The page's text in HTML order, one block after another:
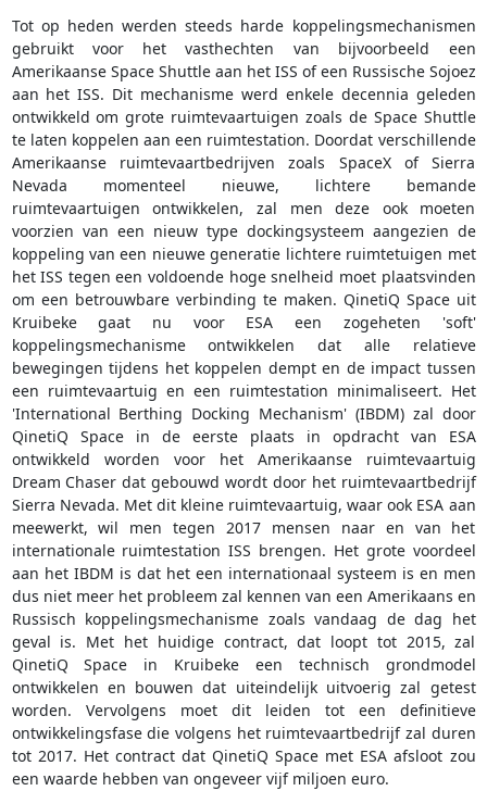
Tot op heden werden steeds harde koppelingsmechanismen
gebruikt voor het vasthechten van bijvoorbeeld een
Amerikaanse Space Shuttle aan het ISS of een Russische Sojoez
aan het ISS. Dit mechanisme werd enkele decennia geleden
ontwikkeld om grote ruimtevaartuigen zoals de Space Shuttle
te laten koppelen aan een ruimtestation. Doordat verschillende
Amerikaanse ruimtevaartbedrijven zoals SpaceX of Sierra
Nevada momenteel nieuwe, lichtere bemande
ruimtevaartuigen ontwikkelen, zal men deze ook moeten
voorzien van een nieuw type dockingsysteem aangezien de
koppeling van een nieuwe generatie lichtere ruimtetuigen met
het ISS tegen een voldoende hoge snelheid moet plaatsvinden
om een betrouwbare verbinding te maken. QinetiQ Space uit
Kruibeke gaat nu voor ESA een zogeheten 'soft'
koppelingsmechanisme ontwikkelen dat alle relatieve
bewegingen tijdens het koppelen dempt en de impact tussen
een ruimtevaartuig en een ruimtestation minimaliseert. Het
'International Berthing Docking Mechanism' (IBDM) zal door
QinetiQ Space in de eerste plaats in opdracht van ESA
ontwikkeld worden voor het Amerikaanse ruimtevaartuig
Dream Chaser dat gebouwd wordt door het ruimtevaartbedrijf
Sierra Nevada. Met dit kleine ruimtevaartuig, waar ook ESA aan
meewerkt, wil men tegen 2017 mensen naar en van het
internationale ruimtestation ISS brengen. Het grote voordeel
aan het IBDM is dat het een internationaal systeem is en men
dus niet meer het probleem zal kennen van een Amerikaans en
Russisch koppelingsmechanisme zoals vandaag de dag het
geval is. Met het huidige contract, dat loopt tot 2015, zal
QinetiQ Space in Kruibeke een technisch grondmodel
ontwikkelen en bouwen dat uiteindelijk uitvoerig zal getest
worden. Vervolgens moet dit leiden tot een definitieve
ontwikkelingsfase die volgens het ruimtevaartbedrijf zal duren
tot 2017. Het contract dat QinetiQ Space met ESA afsloot zou
een waarde hebben van ongeveer vijf miljoen euro.